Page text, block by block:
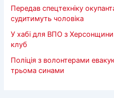
Передав спецтехніку
судитимуть чоловіка
У хабі для ВПО з
клуб
Поліція з волонтерами
трьома синами